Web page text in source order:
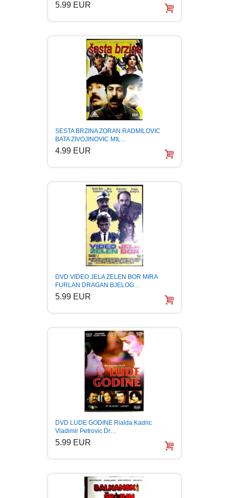
5.99 EUR
SESTA BRZINA ZORAN RADMILOVIC
BATA ZIVOJINOVIC MIL…
4.99 EUR
DVD VIDEO JELA ZELEN BOR MIRA
FURLAN DRAGAN BJELOG…
5.99 EUR
DVD LUDE GODINE Rialda Kadric
Vladimir Petrovic Dr…
5.99 EUR